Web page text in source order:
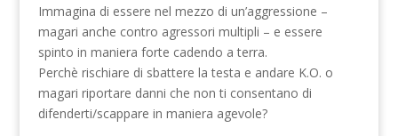
Immagina di essere nel mezzo di un’aggressione –
magari anche contro agressori multipli – e essere
spinto in maniera forte cadendo a terra.
Perchè rischiare di sbattere la testa e andare K.O. o
magari riportare danni che non ti consentano di
difenderti/scappare in maniera agevole?